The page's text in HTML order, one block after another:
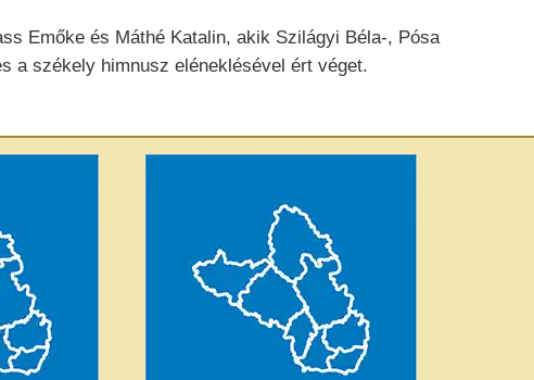
Emőke és Máthé Katalin, akik Szilágyi Béla-, Pósa
a székely himnusz eléneklésével ért véget.